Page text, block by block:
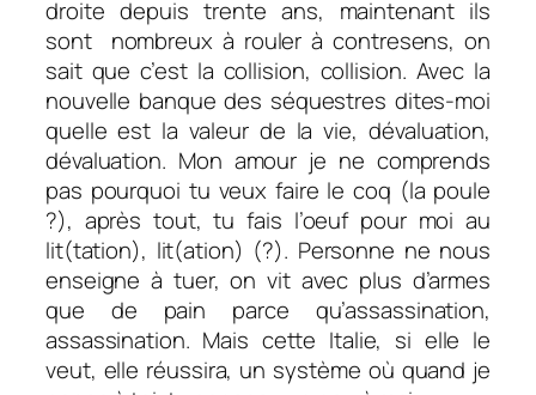
droite depuis trente ans, maintenant ils
sont nombreux à rouler à contresens, on
sait que c’est la collision, collision. Avec la
nouvelle banque des séquestres dites-moi
quelle est la valeur de la vie, dévaluation,
dévaluation. Mon amour je ne comprends
pas pourquoi tu veux faire le coq (la poule
?), après tout, tu fais l’oeuf pour moi au
lit(tation), lit(ation) (?). Personne ne nous
enseigne à tuer, on vit avec plus d’armes
que de pain parce qu’assassination,
assassination. Mais cette Italie, si elle le
veut, elle réussira, un système où quand je